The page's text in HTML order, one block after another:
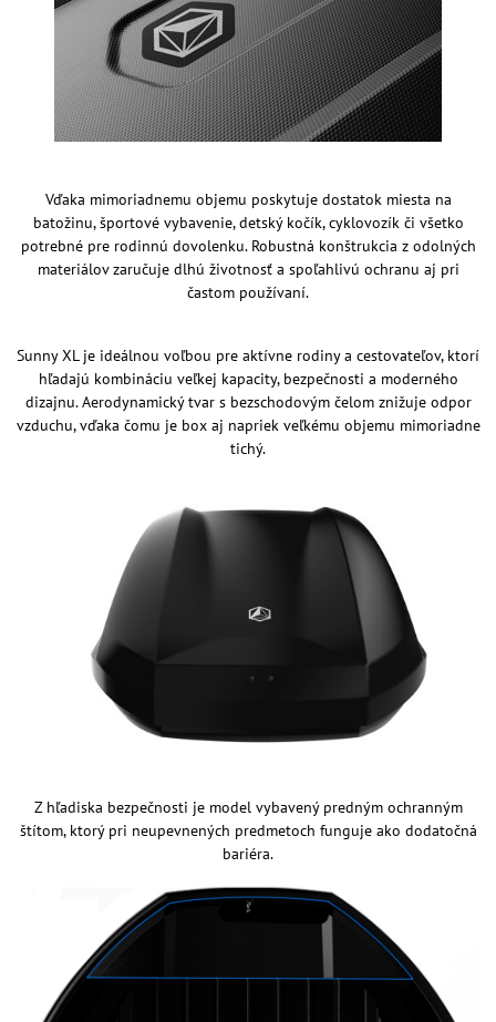
Vďaka mimoriadnemu objemu poskytuje dostatok miesta na
batožinu, športové vybavenie, detský kočík, cyklovozík či všetko
potrebné pre rodinnú dovolenku. Robustná konštrukcia z odolných
materiálov zaručuje dlhú životnosť a spoľahlivú ochranu aj pri
častom používaní.
Sunny XL je ideálnou voľbou pre aktívne rodiny a cestovateľov, ktorí
hľadajú kombináciu veľkej kapacity, bezpečnosti a moderného
dizajnu. Aerodynamický tvar s bezschodovým čelom znižuje odpor
vzduchu, vďaka čomu je box aj napriek veľkému objemu mimoriadne
tichý.
Z hľadiska bezpečnosti je model vybavený predným ochranným
štítom, ktorý pri neupevnených predmetoch funguje ako dodatočná
bariéra.